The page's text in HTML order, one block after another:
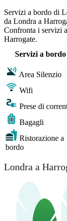
Servizi a bordo di
da Londra a
Confronta i servizi
Harrogate.
Servizi a bordo
Area Silenzio
Wifi
Prese di
Bagagli
Ristorazione a
bordo
Londra a